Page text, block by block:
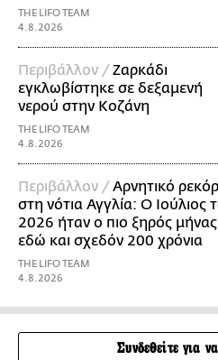
THE LIFO TEAM
4.8.2026
Περιβάλλον / Ζαρκάδι
εγκλωβίστηκε σε δεξαμενή
νερού στην Κοζάνη
THE LIFO TEAM
4.8.2026
Περιβάλλον / Αρνητικό ρεκόρ
στη νότια Αγγλία: Ο Ιούλιος
2026 ήταν ο πιο ξηρός μήνας
εδώ και σχεδόν 200 χρόνια
THE LIFO TEAM
4.8.2026
Συνδεθείτε για